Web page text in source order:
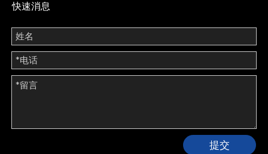
快速消息
提交